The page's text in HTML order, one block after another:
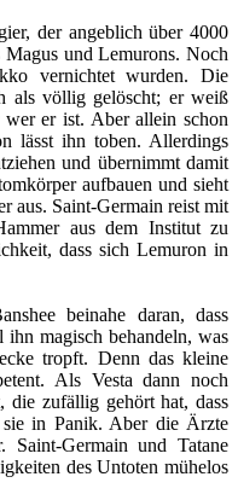
der angeblich über 4000
und Lemurons. Noch
vernichtet wurden. Die
als völlig gelöscht; er weiß
er ist. Aber allein schon
lässt ihn toben. Allerdings
und übernimmt damit
aufbauen und sieht
aus. Saint-Germain reist mit
aus dem Institut zu
dass sich Lemuron in
beinahe daran, dass
magisch behandeln, was
tropft. Denn das kleine
Als Vesta dann noch
die zufällig gehört hat, dass
in Panik. Aber die Ärzte
Saint-Germain und Tatane
des Untoten mühelos